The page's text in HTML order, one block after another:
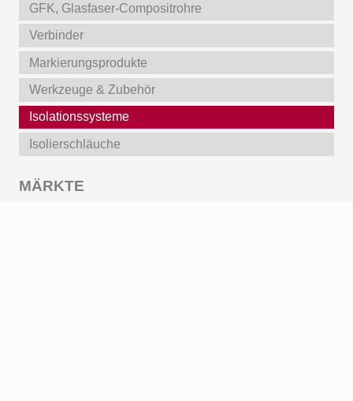
GFK, Glasfaser-Compositrohre
Verbinder
Markierungsprodukte
Werkzeuge & Zubehör
Isolationssysteme
Isolierschläuche
MÄRKTE